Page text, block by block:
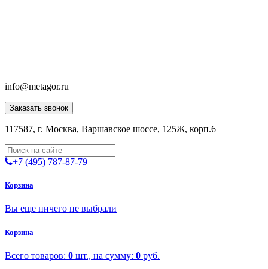
info@metagor.ru
Заказать звонок
117587, г. Москва, Варшавское шоссе, 125Ж, корп.6
+7 (495) 787-87-79
Корзина
Вы еще ничего не выбрали
Корзина
Всего товаров: 0 шт., на сумму: 0 руб.